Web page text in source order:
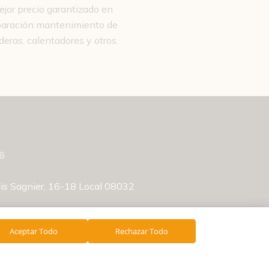
precio garantizado en
mantenimiento de
calentadores y otros.
Sagnier, 16-18 Local 08032
Aceptar Todo Rechazar Todo